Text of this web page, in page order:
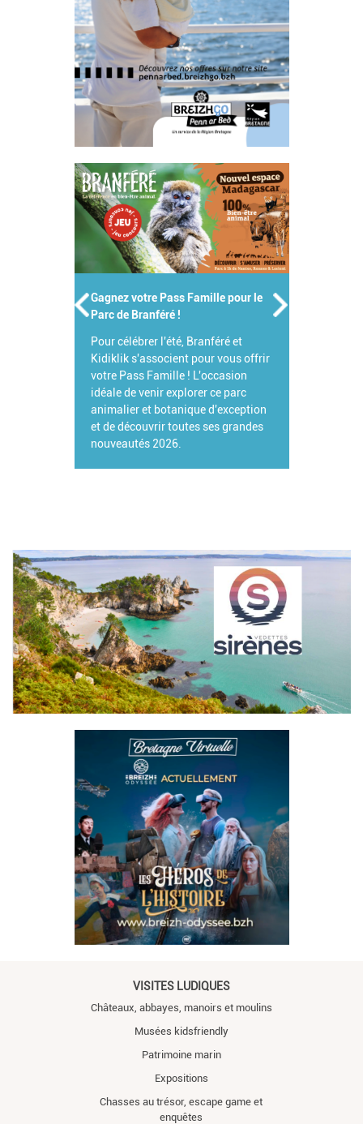
Gagnez votre Pass Famille pour le
Parc de Branféré !
Pour célébrer l'été, Branféré et
Kidiklik s'associent pour vous offrir
votre Pass Famille ! L'occasion
idéale de venir explorer ce parc
animalier et botanique d'exception
et de découvrir toutes ses grandes
nouveautés 2026.
VISITES LUDIQUES
Châteaux, abbayes, manoirs et moulins
Musées kidsfriendly
Patrimoine marin
Expositions
Chasses au trésor, escape game et
enquêtes